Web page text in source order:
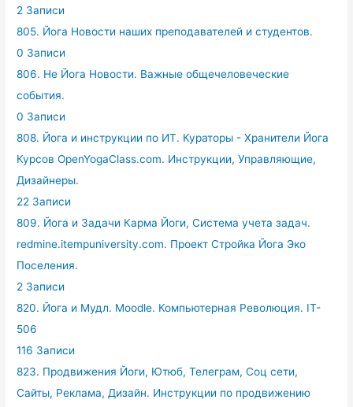
2 Записи
805. Йога Новости наших преподавателей и студентов.
0 Записи
806. Не Йога Новости. Важные общечеловеческие
события.
0 Записи
808. Йога и инструкции по ИТ. Кураторы - Хранители Йога
Курсов OpenYogaClass.com. Инструкции, Управляющие,
Дизайнеры.
22 Записи
809. Йога и Задачи Карма Йоги, Система учета задач.
redmine.itempuniversity.com. Проект Стройка Йога Эко
Поселения.
2 Записи
820. Йога и Мудл. Moodle. Компьютерная Революция. IT-
506
116 Записи
823. Продвижения Йоги, Ютюб, Телеграм, Соц сети,
Сайты, Реклама, Дизайн. Инструкции по продвижению